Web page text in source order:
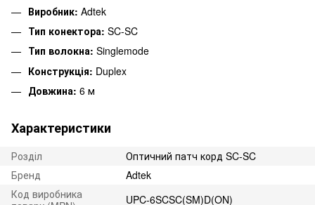
Виробник: Adtek
Тип конектора: SC-SC
Тип волокна: Singlemode
Конструкція: Duplex
Довжина: 6 м
Характеристики
Розділ
Оптичний патч корд SC-SC
Бренд
Adtek
Код виробника
UPC-6SCSC(SM)D(ON)